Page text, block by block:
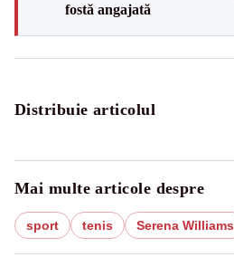
fostă angajată
Distribuie articolul
Mai multe articole despre
sport tenis Serena Williams